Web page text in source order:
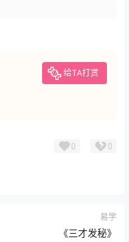
给TA打赏
0 0
易学
《三才发秘》